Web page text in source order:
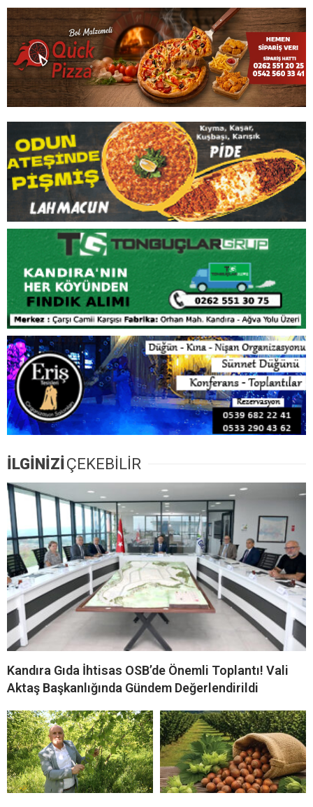
İLGİNİZİ ÇEKEBİLİR
Kandıra Gıda İhtisas OSB’de Önemli Toplantı! Vali
Aktaş Başkanlığında Gündem Değerlendirildi